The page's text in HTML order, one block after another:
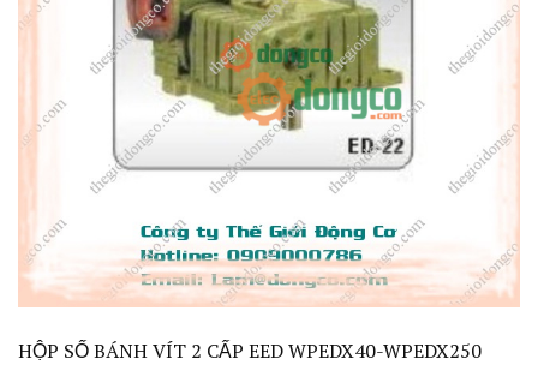
HỘP SỐ BÁNH VÍT 2 CẤP EED WPEDX40-WPEDX250